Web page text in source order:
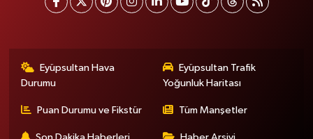
Eyüpsultan Hava
Durumu
Eyüpsultan Trafik
Yoğunluk Haritası
Puan Durumu ve Fikstür Tüm Manşetler